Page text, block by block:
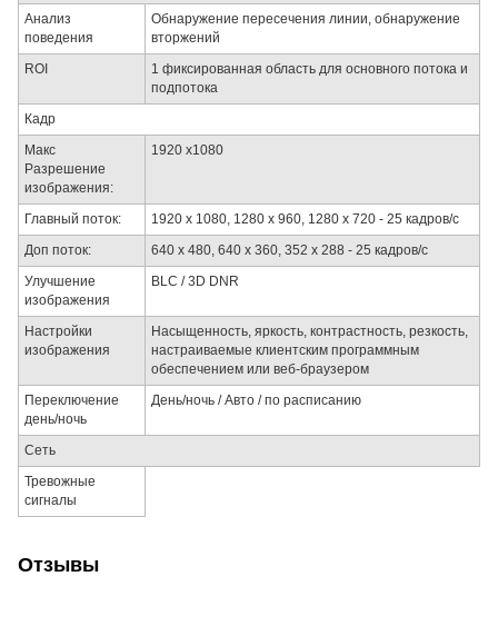
Анализ
поведения
Обнаружение пересечения линии, обнаружение
вторжений
ROI
1 фиксированная область для основного потока и
подпотока
Кадр
Макс
Разрешение
изображения:
1920 x1080
Главный поток:
1920 x 1080, 1280 х 960, 1280 х 720 - 25 кадров/с
Доп поток:
640 х 480, 640 х 360, 352 х 288 - 25 кадров/с
Улучшение
изображения
BLC / 3D DNR
Настройки
изображения
Насыщенность, яркость, контрастность, резкость,
настраиваемые клиентским программным
обеспечением или веб-браузером
Переключение
день/ночь
День/ночь / Авто / по расписанию
Сеть
Тревожные
сигналы
Отзывы